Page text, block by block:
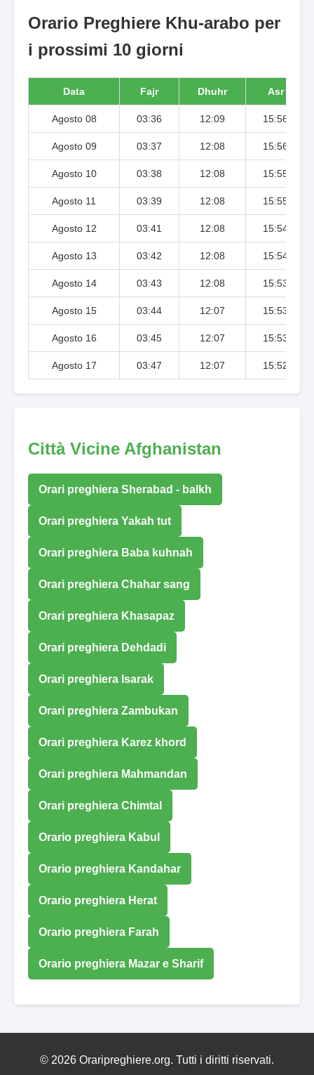
Orario Preghiere Khu-arabo per
i prossimi 10 giorni
Data Fajr Dhuhr Asr
Agosto 08 03:36 12:09 15:56
Agosto 09 03:37 12:08 15:56
Agosto 10 03:38 12:08 15:55
Agosto 11 03:39 12:08 15:55
Agosto 12 03:41 12:08 15:54
Agosto 13 03:42 12:08 15:54
Agosto 14 03:43 12:08 15:53
Agosto 15 03:44 12:07 15:53
Agosto 16 03:45 12:07 15:53
Agosto 17 03:47 12:07 15:52
Città Vicine Afghanistan
Orari preghiera Sherabad - balkh
Orari preghiera Yakah tut
Orari preghiera Baba kuhnah
Orari preghiera Chahar sang
Orari preghiera Khasapaz
Orari preghiera Dehdadi
Orari preghiera Isarak
Orari preghiera Zambukan
Orari preghiera Karez khord
Orari preghiera Mahmandan
Orari preghiera Chimtal
Orario preghiera Kabul
Orario preghiera Kandahar
Orario preghiera Herat
Orario preghiera Farah
Orario preghiera Mazar e Sharif
© 2026 Oraripreghiere.org. Tutti i diritti riservati.